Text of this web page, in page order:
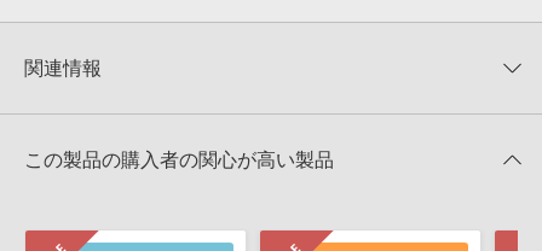
★5
★4
★1
KONTAKTフォーマットは、
でお使いいただけます。無償版のKONTAKT PLAYERではお使いい
4GBを超えるデータに関するご注意：FAT32でフォーマットされた
きます際には、NTFSやHFS＋でフォーマットされたHDDをご用意
関連情報
マーセール！
この製品の購入者の関心が高い製品